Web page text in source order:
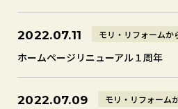
2022.07.11 モリ・リフォームか
ホームページリニューアル１周年
2022.07.09 モリ・リフォーム